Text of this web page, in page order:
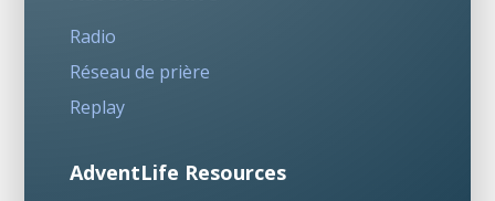
Radio
Réseau de prière
Replay
AdventLife Resources